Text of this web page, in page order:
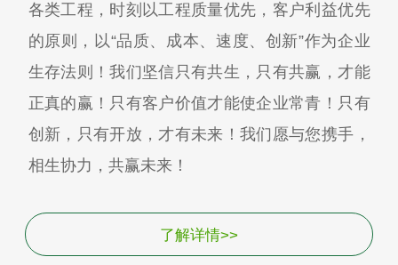
各类工程，时刻以工程质量优先，客户利益优先
的原则，以“品质、成本、速度、创新”作为企业
生存法则！我们坚信只有共生，只有共赢，才能
正真的赢！只有客户价值才能使企业常青！只有
创新，只有开放，才有未来！我们愿与您携手，
相生协力，共赢未来！
了解详情>>